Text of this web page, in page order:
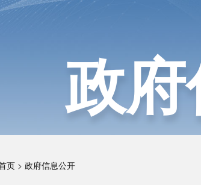
政
页 > 政府信息公开